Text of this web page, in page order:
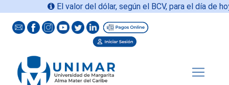
El valor del dólar, según el BCV, para el día de hoy